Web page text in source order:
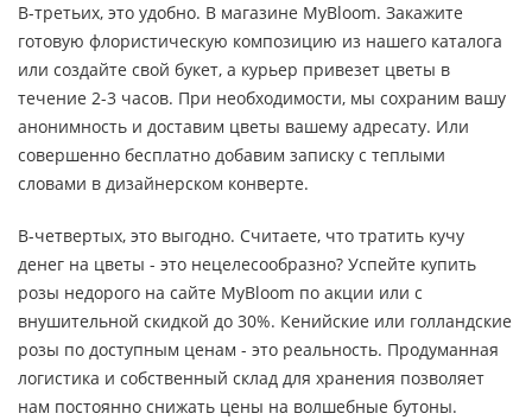
В-третьих, это удобно. В магазине MyBloom. Закажите
готовую флористическую композицию из нашего каталога
или создайте свой букет, а курьер привезет цветы в
течение 2-3 часов. При необходимости, мы сохраним вашу
анонимность и доставим цветы вашему адресату. Или
совершенно бесплатно добавим записку с теплыми
словами в дизайнерском конверте.
В-четвертых, это выгодно. Считаете, что тратить кучу
денег на цветы - это нецелесообразно? Успейте купить
розы недорого на сайте MyBloom по акции или с
внушительной скидкой до 30%. Кенийские или голландские
розы по доступным ценам - это реальность. Продуманная
логистика и собственный склад для хранения позволяет
нам постоянно снижать цены на волшебные бутоны.